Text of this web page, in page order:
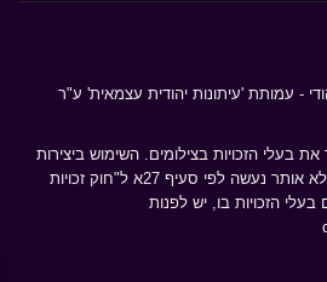
- עמותת 'עיתונות יהודית עצמאית' ע"ר
בעלי הזכויות בצילומים. השימוש ביצירות
שבעל הזכויות בהן אינו ידוע או לא אותר נעשה לפי סעיף 27א ל"חוק זכויות
הזכויות בו, יש לפנות